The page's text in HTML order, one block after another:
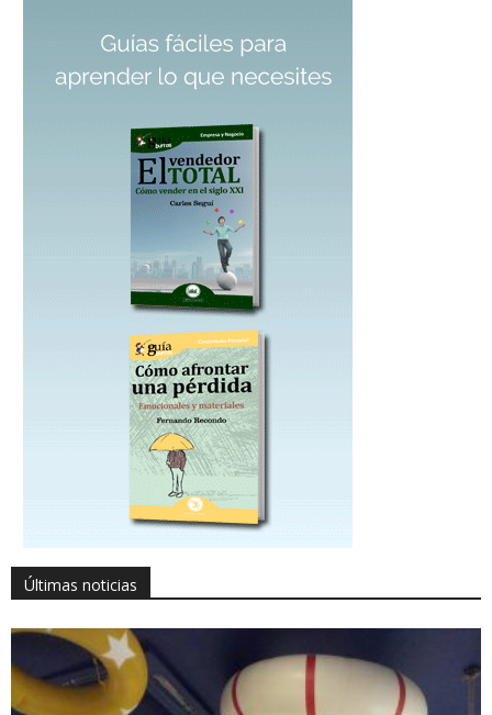
Últimas noticias